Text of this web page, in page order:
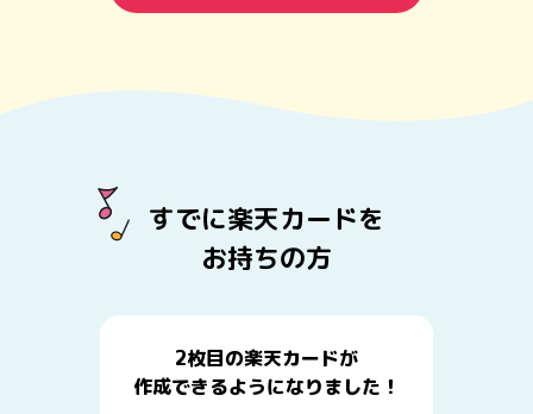
すでに楽天カードを
お持ちの方
2枚目の楽天カードが
作成できるようになりました！